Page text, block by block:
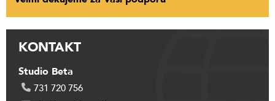
KONTAKT
Studio Beta
731 720 756